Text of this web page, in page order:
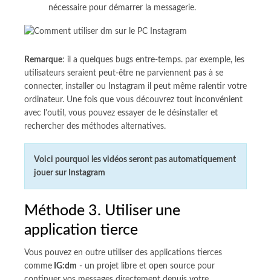
nécessaire pour démarrer la messagerie.
Remarque: il a quelques bugs entre-temps. par exemple, les
utilisateurs seraient peut-être ne parviennent pas à se
connecter, installer ou Instagram il peut même ralentir votre
ordinateur. Une fois que vous découvrez tout inconvénient
avec l'outil, vous pouvez essayer de le désinstaller et
rechercher des méthodes alternatives.
Voici pourquoi les vidéos seront pas automatiquement
jouer sur Instagram
Méthode 3. Utiliser une
application tierce
Vous pouvez en outre utiliser des applications tierces
comme IG:dm - un projet libre et open source pour